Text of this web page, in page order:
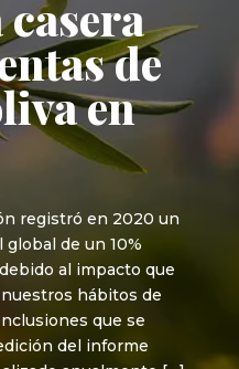
de
en
registró en 2020 un
de un 10%
al impacto que
hábitos de
que se
del informe